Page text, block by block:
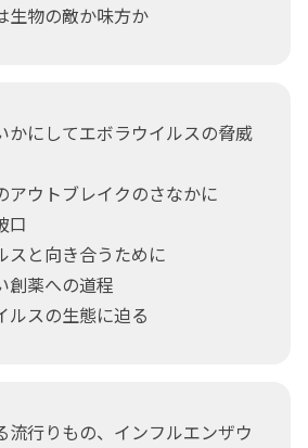
生物の敵か味方か
にしてエボラウイルスの脅威
ウトブレイクのさなかに
口
と向き合うために
創薬への道程
スの生態に迫る
行りもの、インフルエンザウ